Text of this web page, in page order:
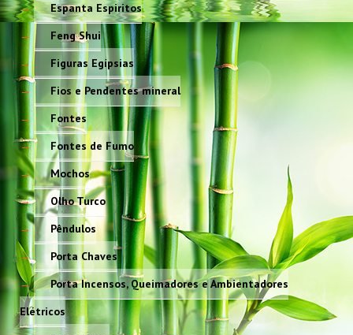
Espanta Espiritos
Feng Shui
Figuras Egípsias
Fios e Pendentes mineral
Fontes
Fontes de Fumo
Mochos
Olho Turco
Pêndulos
Porta Chaves
Porta Incensos, Queimadores e Ambientadores
Elétricos